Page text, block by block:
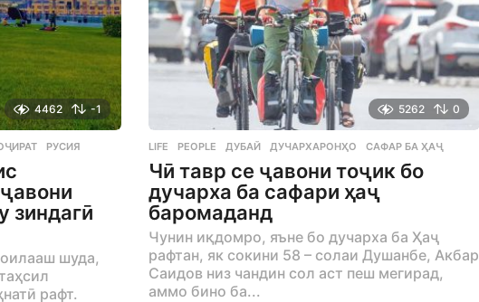
4462 -1
,РУСИЯ
зиндагӣ
шуда,
рафт.
5262 0
LIFE ,PEOPLE ДУБАЙ ,ДУЧАРХАРОНҲО ,САФАР БА ҲАҶ
Чӣ тавр се ҷавони тоҷик бо
дучарха ба сафари ҳаҷ
баромаданд
Чунин иқдомро, яъне бо дучарха ба Ҳаҷ
рафтан, як сокини 58 – солаи Душанбе, Акбар
Саидов низ чандин сол аст пеш мегирад,
аммо бино ба...